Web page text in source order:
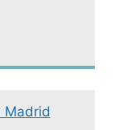
Madrid